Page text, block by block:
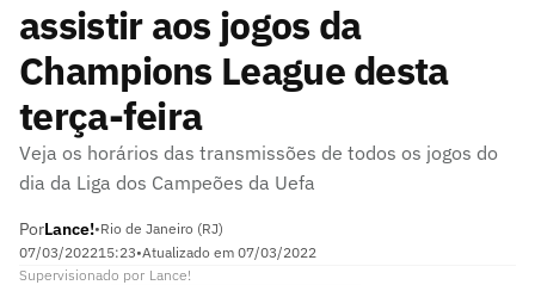
assistir aos jogos da
Champions League desta
terça-feira
Veja os horários das transmissões de todos os jogos do
dia da Liga dos Campeões da Uefa
PorLance!•Rio de Janeiro (RJ)
07/03/202215:23•Atualizado em 07/03/2022
Supervisionado por Lance!